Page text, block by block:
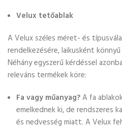
Velux tetőablak
A Velux széles méret- és
rendelkezésére, laikusként
Néhány egyszerű kérdéssel
releváns termékek köre:
Fa vagy műanyag?A fa
emelkednek ki, de rendszeres
és nedvesség miatt. A Velux